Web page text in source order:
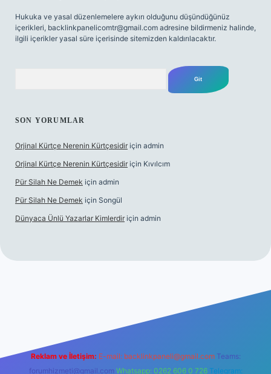
Hukuka ve yasal düzenlemelere aykırı olduğunu düşündüğünüz
içerikleri, backlinkpanelicomtr@gmail.com adresine bildirmeniz halinde,
ilgili içerikler yasal süre içerisinde sitemizden kaldırılacaktır.
SON YORUMLAR
Orjinal Kürtçe Nerenin Kürtçesidir için admin
Orjinal Kürtçe Nerenin Kürtçesidir için Kıvılcım
Pür Silah Ne Demek için admin
Pür Silah Ne Demek için Songül
Dünyaca Ünlü Yazarlar Kimlerdir için admin
Reklam ve İletişim: E-mail: backlinkpaneli@gmail.com Teams:
forumhizmeti@gmail.com Whatsapp: 0262 606 0 726 Telegram: